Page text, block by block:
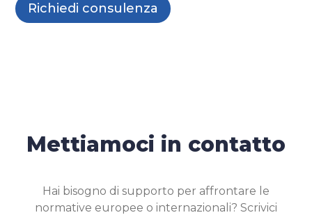
Richiedi consulenza
Mettiamoci in contatto
Hai bisogno di supporto per affrontare le
normative europee o internazionali? Scrivici